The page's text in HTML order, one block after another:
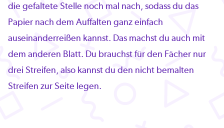
die gefaltete Stelle noch mal nach, sodass du das
Papier nach dem Auffalten ganz einfach
auseinanderreißen kannst. Das machst du auch mit
dem anderen Blatt. Du brauchst für den Fächer nur
drei Streifen, also kannst du den nicht bemalten
Streifen zur Seite legen.